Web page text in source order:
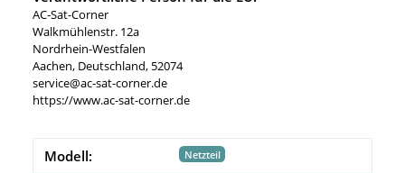
AC-Sat-Corner
Walkmühlenstr. 12a
Nordrhein-Westfalen
Aachen, Deutschland, 52074
service@ac-sat-corner.de
https://www.ac-sat-corner.de
Modell: Netzteil